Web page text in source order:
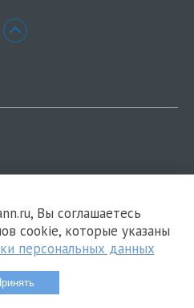
Вы соглашаетесь
cookie, которые указаны
персональных данных